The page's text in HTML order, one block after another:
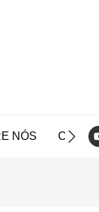
NÓS CASOS